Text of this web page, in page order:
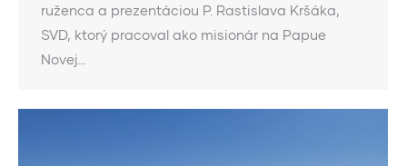
ruženca a prezentáciou P. Rastislava Kršáka,
SVD, ktorý pracoval ako misionár na Papue
Novej…